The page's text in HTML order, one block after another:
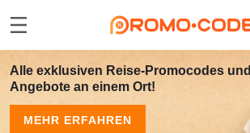
Alle exklusiven Reise-Promocodes und
Angebote an einem Ort!
MEHR ERFAHREN